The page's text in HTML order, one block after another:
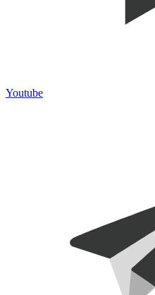
Youtube